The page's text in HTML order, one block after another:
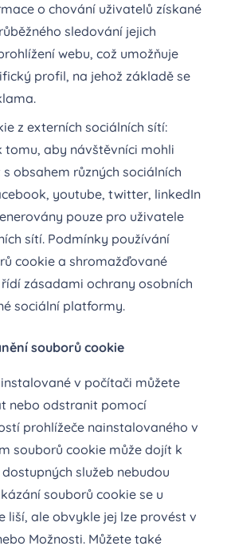
o chování uživatelů získané
sledování jejich
webu, což umožňuje
profil, na jehož základě se
z externích sociálních sítí:
tomu, aby návštěvníci mohli
obsahem různých sociálních
youtube, twitter, linkedIn
pouze pro uživatele
sítí. Podmínky používání
cookie a shromažďované
zásadami ochrany osobních
sociální platformy.
souborů cookie
v počítači můžete
nebo odstranit pomocí
prohlížeče nainstalovaného v
souborů cookie může dojít k
služeb nebudou
souborů cookie se u
liší, ale obvykle jej lze provést v
Možnosti. Můžete také